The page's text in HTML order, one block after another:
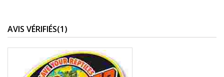
AVIS VÉRIFIÉS(1)